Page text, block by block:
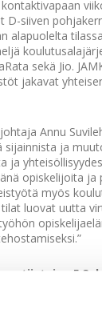
D-siiven
alapuolelta
sekä Jio.
jakavat
Annu
sijainnista ja
ja
opiskelijoita ja
myös
luovat uutta
tiistaina 5.3.
noutaa